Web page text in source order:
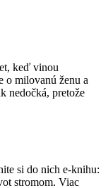
keď vinou
o milovanú ženu a
nedočká, pretože
si do nich e-knihu:
stromom. Viac